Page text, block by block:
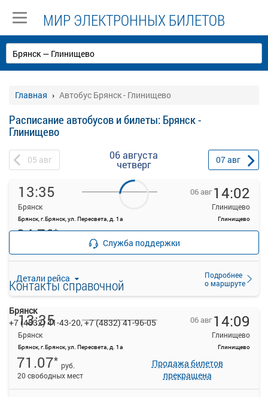
МИР ЭЛЕКТРОННЫХ БИЛЕТОВ
Главная Автобус Брянск - Глинищево
Расписание автобусов и билеты: Брянск -
Глинищево
05 авг 06 августа
четверг 07авг
13:35
Брянск
Брянск, г.Брянск, ул. Пересвета, д. 1а
06 авг 14:02
Глинищево
Глинищево
Детали рейса
Подробнее
о маршруте
94.76*
Продажа билетов
прекращена
13:35
Брянск
Брянск, г.Брянск, ул. Пересвета, д. 1а
06 авг 14:09
Глинищево
Глинищево
71.07* руб.
20 свободных мест
Продажа билетов
прекращена
Служба поддержки
Контакты справочной
Брянск
+7 (4832) 41-43-20, +7 (4832) 41-96-05